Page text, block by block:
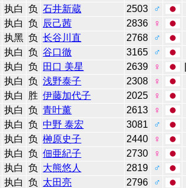
执白 负 石井新蔵 2503
♂
执白 负 辰己茜 2836
♀
执黑 负 长谷川直 2768
♂
执白 负 谷口徹 3165
♂
执白 负 田口 美星 2639 ♀
执白 负 浅野泰子 2308
♀
执白 胜 伊藤加代子 2025
♀
执白 负 青叶薰 2613
♀
执白 负 中野 泰宏 3081
♂
执白 负 榊原史子 2440
♀
执白 负 佃亜紀子 2730
♀
执白 负 大熊悠人 2819
♂
执白 负 太田亮 2796
♂